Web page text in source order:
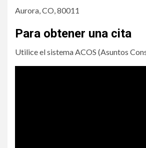
Aurora, CO, 80011
Para obtener una cita
Utilice el sistema ACOS (Asuntos